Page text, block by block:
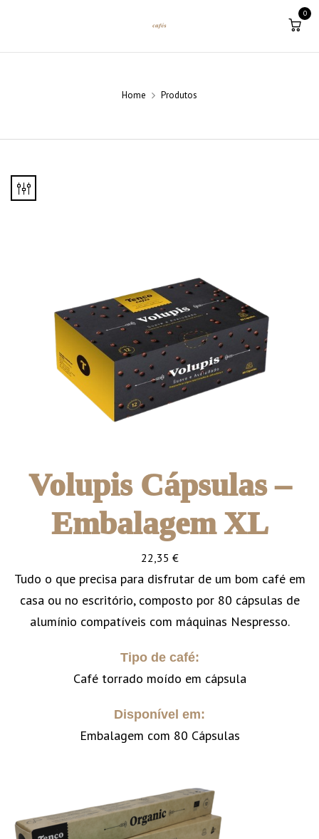
0
Home Produtos
Volupis Cápsulas –
Embalagem XL
22,35 €
Tudo o que precisa para disfrutar de um bom café em
casa ou no escritório, composto por 80 cápsulas de
alumínio compatíveis com máquinas Nespresso.
Tipo de café:
Café torrado moído em cápsula
Disponível em:
Embalagem com 80 Cápsulas